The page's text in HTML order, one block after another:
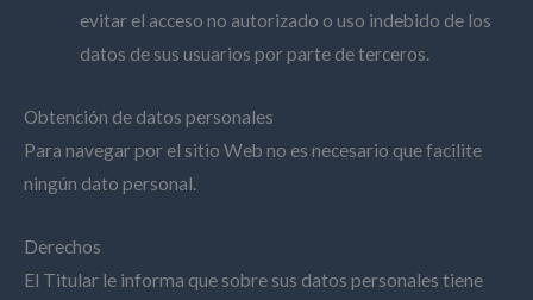
evitar el acceso no autorizado o uso indebido de los
datos de sus usuarios por parte de terceros.
Obtención de datos personales
Para navegar por el sitio Web no es necesario que facilite
ningún dato personal.
Derechos
El Titular le informa que sobre sus datos personales tiene